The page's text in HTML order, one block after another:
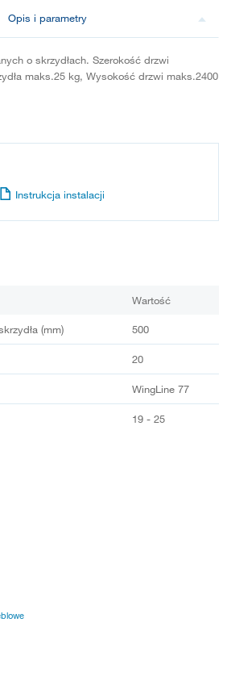
Opis i parametry
o skrzydłach. Szerokość drzwi
maks.25 kg, Wysokość drzwi maks.2400
Instrukcja instalacji
Wartość
(mm) 500
20
WingLine 77
19 - 25